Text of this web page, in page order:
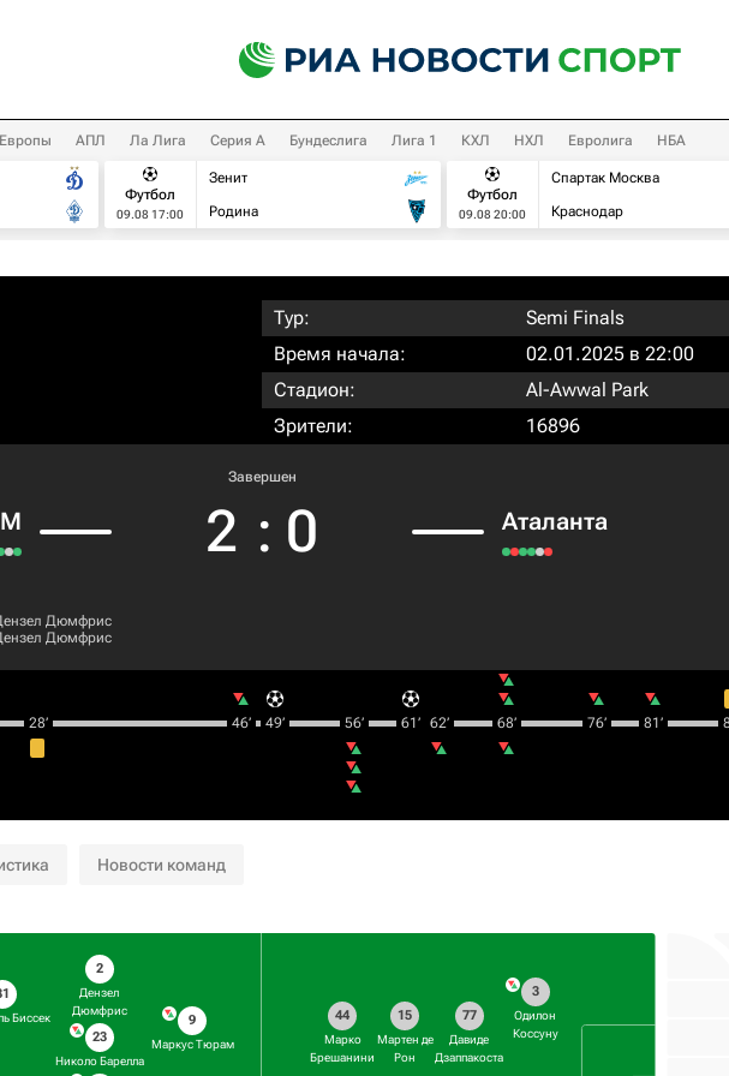
АПЛ Ла Лига Серия А Бундеслига Лига 1 КХЛ НХЛ Евролига НБА
Футбол
09.08 17:00
Зенит
Родина
Футбол
09.08 20:00
Спартак Москва
Краснодар
Тур:
Semi Finals
Время начала:
02.01.2025 в 22:00
Стадион:
Al-Awwal Park
Зрители:
16896
М
Завершен
2 : 0 Аталанта
Дюмфрис
Дюмфрис
28‎’‎ 46‎’‎ 49‎’‎ 56‎’‎ 61‎’‎ 62‎’‎ 68‎’‎ 76‎’‎ 81‎’‎
Новости команд
Биссек
2
Дензел
Дюмфрис
23
Николо Барелла
9
Маркус Тюрам
3
Одилон
Коссуну
77
Давиде
Дзаппакоста
15
Мартен де
Рон
44
Марко
Брешанини